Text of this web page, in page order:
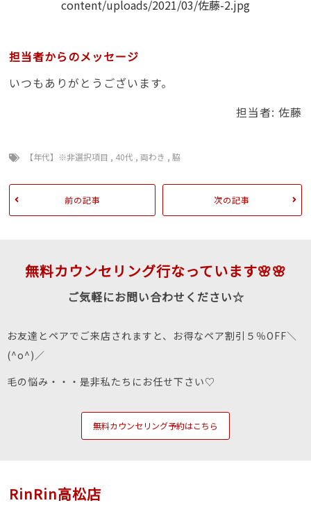
担当者からのメッセージ
いつもありがとうございます。
担当者: 佐藤
【年代】※非選択項目 , 40代 ,両わき , 脇
前の記事 次の記事
無料カウンセリング行なっています🌸🌸
ご気軽にお問い合わせください☆
お友達とペアでご来店されますと、お得なペア割引５％OFF＼
(^o^)／
毛の悩み・・・是非私たちにお任せ下さい♡
無料カウンセリング予約はこちら
RinRin高松店